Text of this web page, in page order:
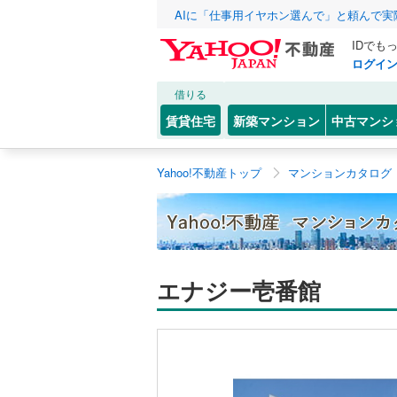
AIに「仕事用イヤホン選んで」と頼んで
IDでも
ログイン
借りる
賃貸住宅 新築マンション 中古マンシ
Yahoo!不動産トップ マンションカタログ
エナジー壱番館